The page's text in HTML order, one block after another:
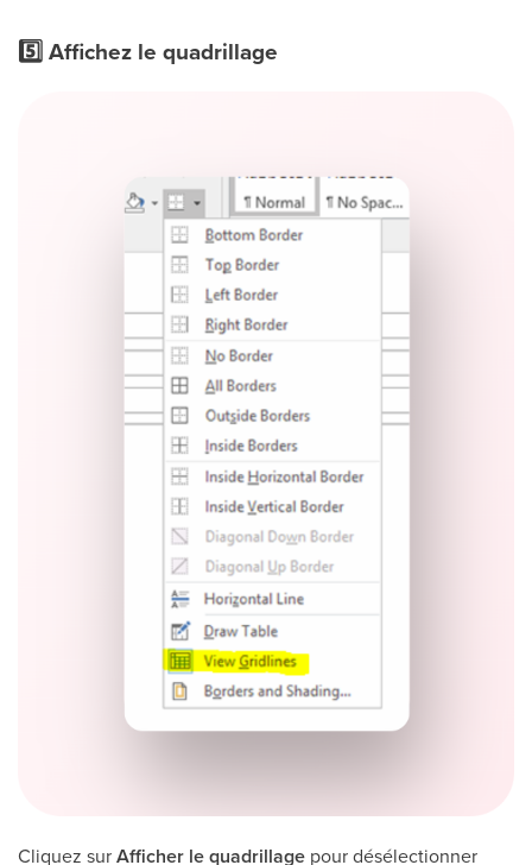
5️⃣ Affichez le quadrillage
Cliquez surAfficher le quadrillage pour désélectionner